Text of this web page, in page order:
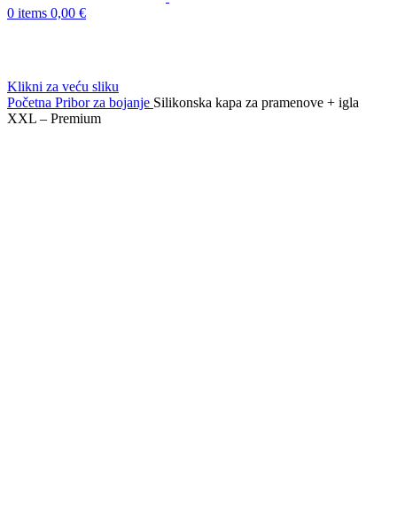
0 items 0,00 €
Klikni za veću sliku
Početna Pribor za bojanje Silikonska kapa za pramenove + igla
XXL – Premium